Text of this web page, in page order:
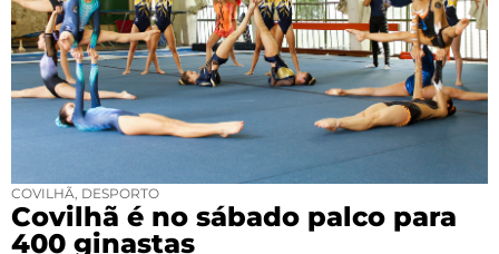
COVILHÃ DESPORTO
Covilhã é no sábado palco para
400 ginastas